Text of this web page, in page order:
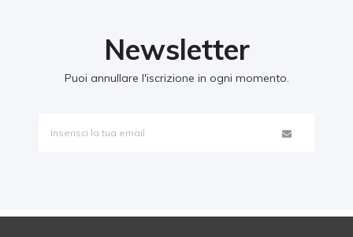
Newsletter
Puoi annullare l'iscrizione in ogni momento.